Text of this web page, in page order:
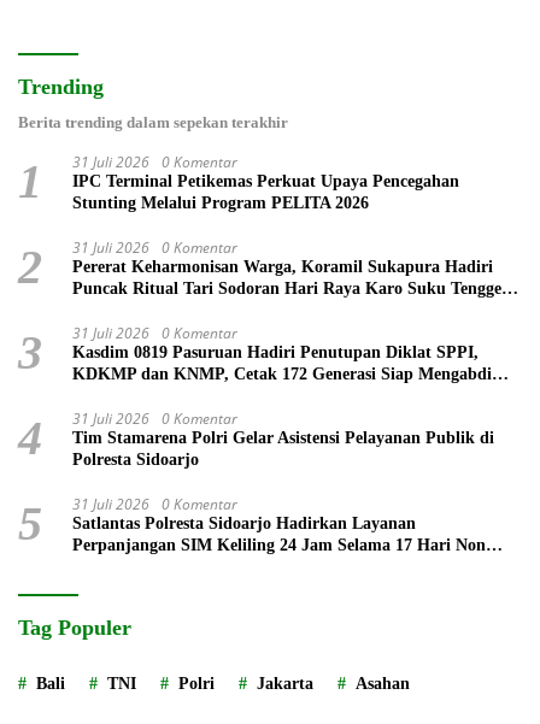
Trending
Berita trending dalam sepekan terakhir
1 31 Juli 2026 0 Komentar
IPC Terminal Petikemas Perkuat Upaya Pencegahan
Stunting Melalui Program PELITA 2026
2 31 Juli 2026 0 Komentar
Pererat Keharmonisan Warga, Koramil Sukapura Hadiri
Puncak Ritual Tari Sodoran Hari Raya Karo Suku Tengger
3 31 Juli 2026 0 Komentar
Kasdim 0819 Pasuruan Hadiri Penutupan Diklat SPPI,
KDKMP dan KNMP, Cetak 172 Generasi Siap Mengabdi
4 31 Juli 2026 0 Komentar
Tim Stamarena Polri Gelar Asistensi Pelayanan Publik di
Polresta Sidoarjo
5 31 Juli 2026 0 Komentar
Satlantas Polresta Sidoarjo Hadirkan Layanan
Perpanjangan SIM Keliling 24 Jam Selama 17 Hari Non
Tag Populer
Bali TNI Polri Jakarta Asahan